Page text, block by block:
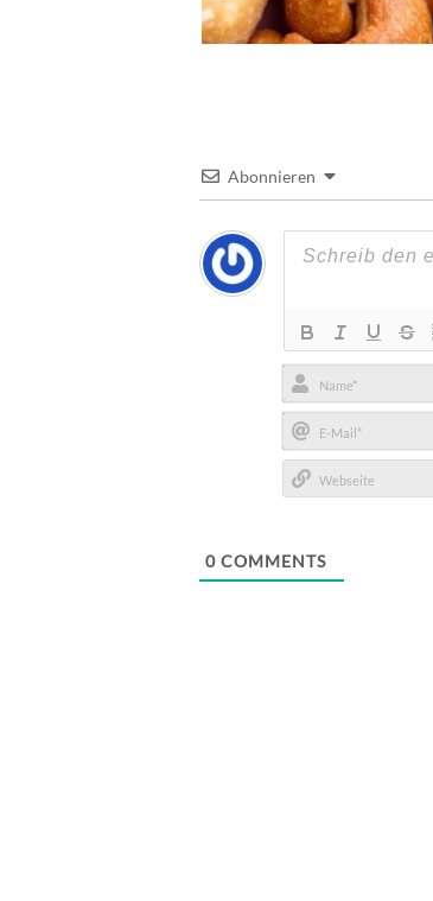
Abonnieren
Name*
E-
Mail*
0 COMMENTS